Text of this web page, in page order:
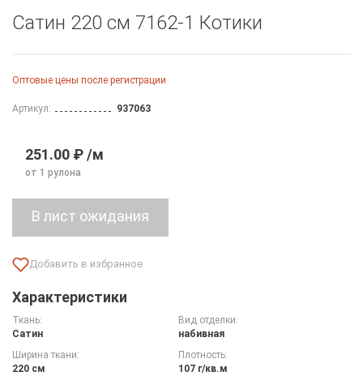
Сатин 220 см 7162-1 Котики
Оптовые цены после регистрации
Артикул: 937063
251.00 ₽ /м
от 1 рулона
Характеристики
Ткань:
Сатин
Вид отделки:
набивная
Ширина ткани:
220 см
Плотность:
107 г/кв.м